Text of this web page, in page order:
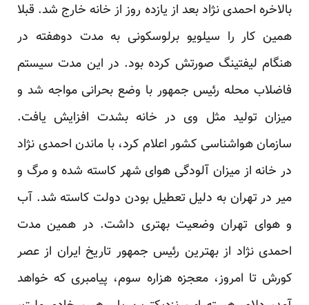
بالاخره احمدی نژاد بعد از یازده روز از خانه خارج شد. قبلا
همین کار را سیلویو برلوسکونی به مدت دوهفته در
هنگام لیفتینگ صورتش کرده بود. در این مدت سیستم
فاضلاب محله رئیس جمهور با وضع بحرانی مواجه شد و
میزان تولید مثل وی در خانه بشدت افزایش یافت.
سازمان هواشناسی کشور اعلام کرد، با ماندن احمدی نژاد
در خانه از میزان آلودگی هوای شهر کاسته شده و مرگ و
میر در تهران به دلیل تعطیل بودن دولت کاسته شد. آب
و هوای تهران وضعیت بهتری داشت. در همین مدت
احمدی نژاد از بهترین رئیس جمهور تاریخ ایران از عصر
کورش تا امروز، معجزه هزاره سوم، پیامبری که خواهد